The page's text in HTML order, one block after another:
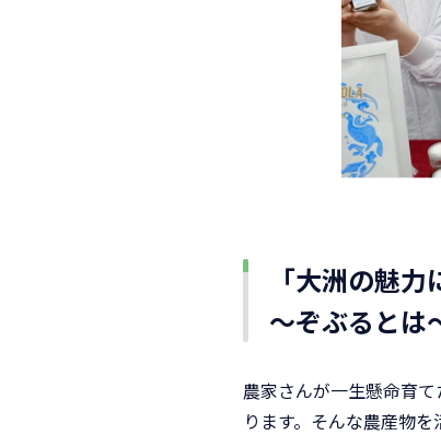
「大洲の魅
～ぞぶるとは
農家さんが一生懸命育
ります。そんな農産物